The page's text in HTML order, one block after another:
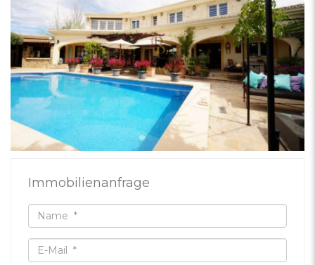
Immobilienanfrage